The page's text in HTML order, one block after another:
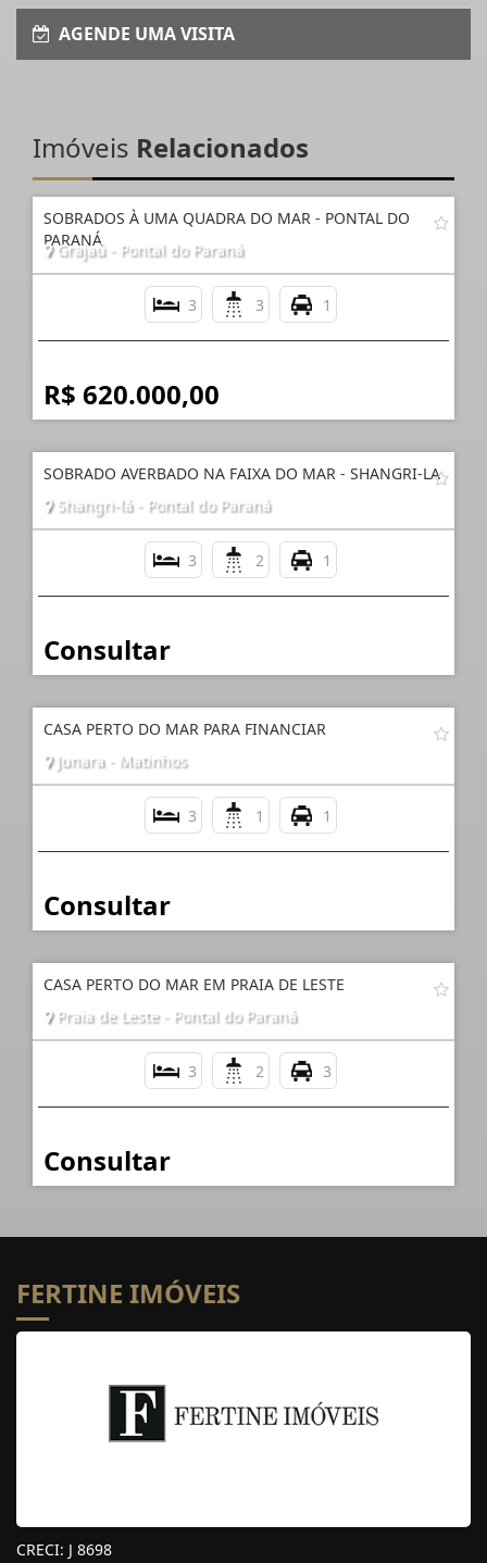
AGENDE UMA VISITA
Imóveis Relacionados
SOBRADOS À UMA QUADRA DO MAR - PONTAL DO
PARANÁ
Grajaú - Pontal do Paraná
3 3 1
R$ 620.000,00
SOBRADO AVERBADO NA FAIXA DO MAR - SHANGRI-LA
Shangri-lá - Pontal do Paraná
3 2 1
Consultar
CASA PERTO DO MAR PARA FINANCIAR
Junara - Matinhos
3 1 1
Consultar
CASA PERTO DO MAR EM PRAIA DE LESTE
Praia de Leste - Pontal do Paraná
3 2 3
Consultar
FERTINE IMÓVEIS
CRECI: J 8698